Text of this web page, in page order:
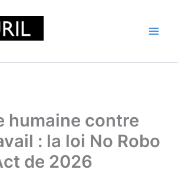
humaine contre
: la loi No Robo
de 2026